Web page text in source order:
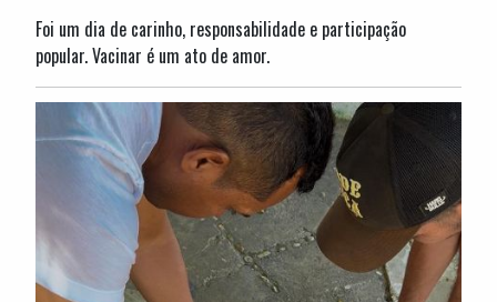
Foi um dia de carinho, responsabilidade e participação
popular. Vacinar é um ato de amor.